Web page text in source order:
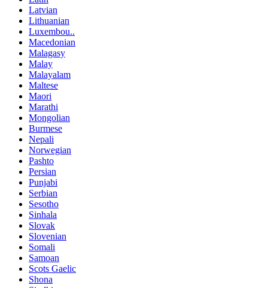
Latvian
Lithuanian
Luxembou..
Macedonian
Malagasy
Malay
Malayalam
Maltese
Maori
Marathi
Mongolian
Burmese
Nepali
Norwegian
Pashto
Persian
Punjabi
Serbian
Sesotho
Sinhala
Slovak
Slovenian
Somali
Samoan
Scots Gaelic
Shona